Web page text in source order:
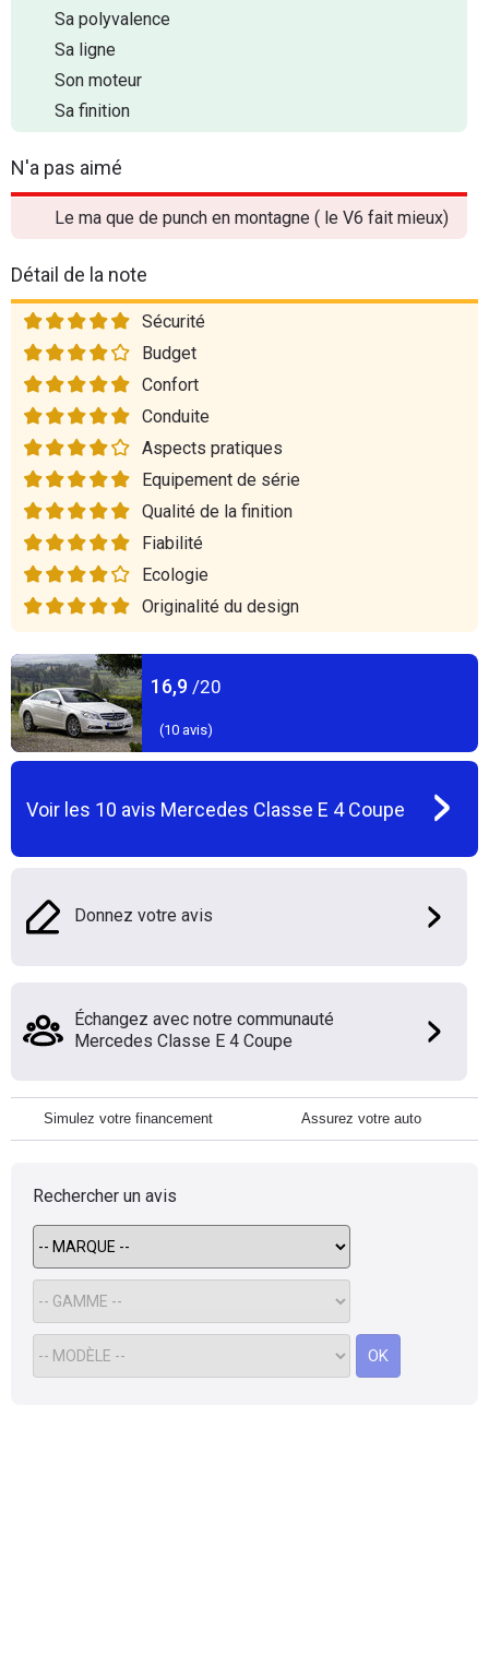
Sa polyvalence
Sa ligne
Son moteur
Sa finition
N'a pas aimé
Le ma que de punch en montagne ( le V6 fait mieux)
Détail de la note
Sécurité
Budget
Confort
Conduite
Aspects pratiques
Equipement de série
Qualité de la finition
Fiabilité
Ecologie
Originalité du design
16,9 /20
(10 avis)
Voir les 10 avis Mercedes Classe E 4 Coupe
Donnez votre avis
Échangez avec notre communauté
Mercedes Classe E 4 Coupe
Simulez votre financement Assurez votre auto
Rechercher un avis
OK